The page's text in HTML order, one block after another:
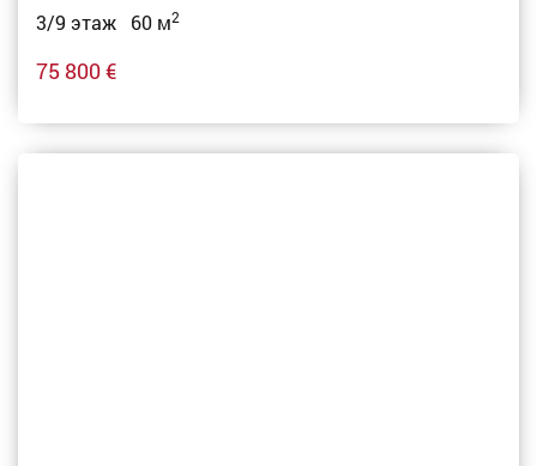
3/9 этаж 60 м2
75 800 €